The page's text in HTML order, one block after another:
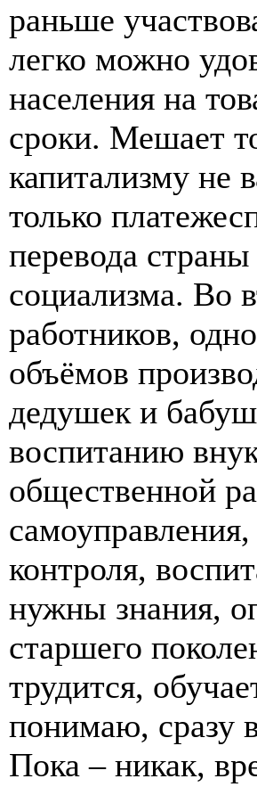
раньше
легко можно
населения на
сроки. Мешает
капитализму
только
перевода
социализма. Во
работников,
объёмов
дедушек и
воспитанию
общественной
контроля,
нужны знания,
старшего
трудится,
понимаю, сразу
Пока – никак,